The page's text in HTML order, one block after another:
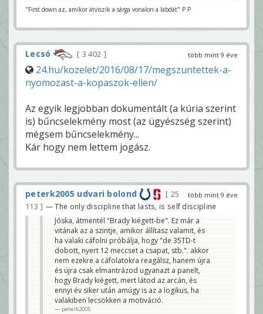
"First down az, amikor átviszik a sárga vonalon a labdát" P.P
több mint 9 éve
Lecsó 3 402
24.hu/kozelet/2016/08/17/megszuntettek-a-
nyomozast-a-kopaszok-ellen/
Az egyik legjobban dokumentált (a kúria szerint
is) bűncselekmény most (az ügyészség szerint)
mégsem bűncselekmény...
Kár hogy nem lettem jogász.
több mint 9 éve
peterk2005 udvari bolond
25
113
— The only discipline that lasts, is self discipline
Jóska, átmentél "Brady kiégett-be". Ez már a
vitának az a szintje, amikor állítasz valamit, és
ha valaki cáfolni próbálja, hogy "de 35TD-t
dobott, nyert 12 meccset a csapat, stb.". akkor
nem ezekre a cáfolatokra reagálsz, hanem újra
és újra csak elmantrázod ugyanazt a panelt,
hogy Brady kiégett, mert látod az arcán, és
ennyi év siker után amúgy is az a logikus, ha
valakiben lecsökken a motiváció.
peterk2005